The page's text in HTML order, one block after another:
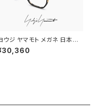
ウジ ヤマモト メガネ 日本製 1
0112 2 c02 Yohji Yamam
鯖江 メンズ 眼鏡 ブランド